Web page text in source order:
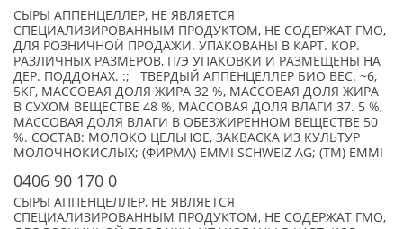
СЫРЫ АППЕНЦЕЛЛЕР, НЕ ЯВЛЯЕТСЯ
СПЕЦИАЛИЗИРОВАННЫМ ПРОДУКТОМ, НЕ СОДЕРЖАТ ГМО,
ДЛЯ РОЗНИЧНОЙ ПРОДАЖИ. УПАКОВАНЫ В КАРТ. КОР.
РАЗЛИЧНЫХ РАЗМЕРОВ, П/Э УПАКОВКИ И РАЗМЕЩЕНЫ НА
ДЕР. ПОДДОНАХ. :; ТВЕРДЫЙ АППЕНЦЕЛЛЕР БИО ВЕС. ~6,
5КГ, МАССОВАЯ ДОЛЯ ЖИРА 32 %, МАССОВАЯ ДОЛЯ ЖИРА
В СУХОМ ВЕЩЕСТВЕ 48 %, МАССОВАЯ ДОЛЯ ВЛАГИ 37. 5 %,
МАССОВАЯ ДОЛЯ ВЛАГИ В ОБЕЗЖИРЕННОМ ВЕЩЕСТВЕ 50
%. СОСТАВ: МОЛОКО ЦЕЛЬНОЕ, ЗАКВАСКА ИЗ КУЛЬТУР
МОЛОЧНОКИСЛЫХ; (ФИРМА) EMMI SCHWEIZ AG; (TM) EMMI
0406 90 170 0
СЫРЫ АППЕНЦЕЛЛЕР, НЕ ЯВЛЯЕТСЯ
СПЕЦИАЛИЗИРОВАННЫМ ПРОДУКТОМ, НЕ СОДЕРЖАТ ГМО,